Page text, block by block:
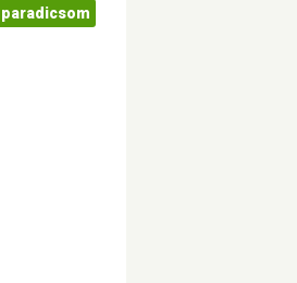
paradicsom